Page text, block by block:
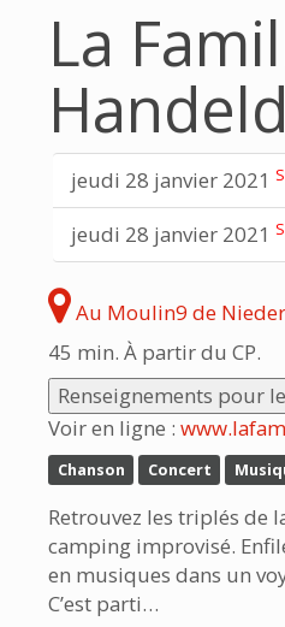
La
jeudi 28 janvier 2021
jeudi 28 janvier 2021
Au Moulin9 de
45 min. À partir du CP.
Renseignements pour
Voir en ligne :
Chanson Concert
Retrouvez les triplés de
camping improvisé.
en musiques dans un
C’est parti…